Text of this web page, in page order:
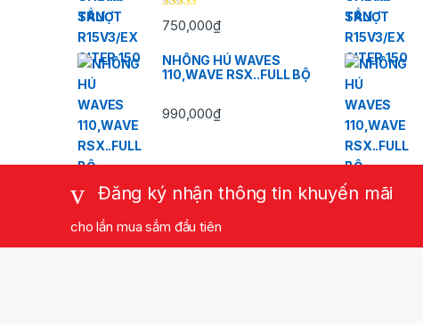
Được xếp
hạng5.005
750,000₫
NHÔNG HÚ WAVES
110,WAVE RSX..FULL BỘ
990,000₫
Đăng ký nhận thông tin khuyến mãi
cho lần mua sắm đầu tiên